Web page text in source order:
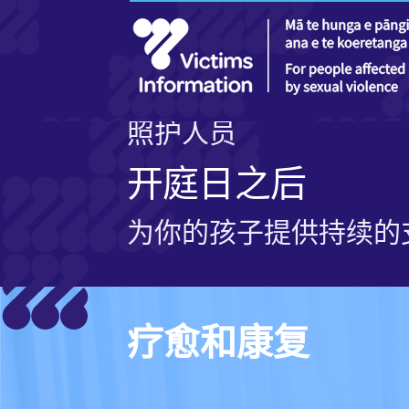
The
Court
Process
for
Young
People
照护人员
开庭日之后
为你的孩子提供持续
疗愈和康复